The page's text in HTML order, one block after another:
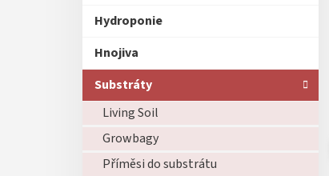
Hydroponie
Hnojiva
Substráty
Living Soil
Growbagy
Příměsi do substrátu